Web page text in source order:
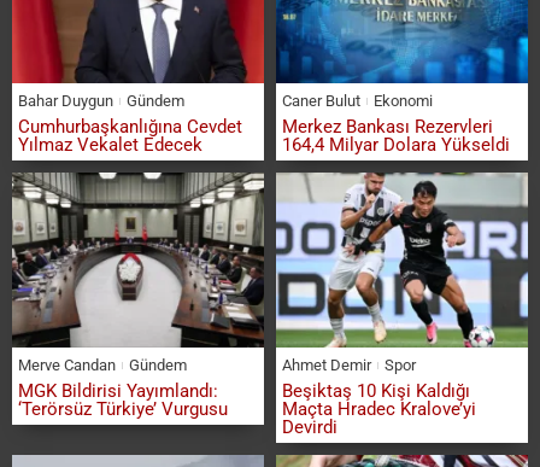
Bahar Duygun Gündem
Cumhurbaşkanlığına Cevdet
Yılmaz Vekalet Edecek
Caner Bulut Ekonomi
Merkez Bankası Rezervleri
164,4 Milyar Dolara Yükseldi
Merve Candan Gündem
MGK Bildirisi Yayımlandı:
‘Terörsüz Türkiye’ Vurgusu
Ahmet Demir Spor
Beşiktaş 10 Kişi Kaldığı
Maçta Hradec Kralove’yi
Devirdi